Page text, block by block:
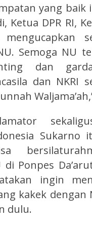
yang baik
Ketua DPR RI,
mengucapkan
Semoga NU
dan
dan NKRI
Sukarno
Ponpes
ingin
kakek dengan
dulu.